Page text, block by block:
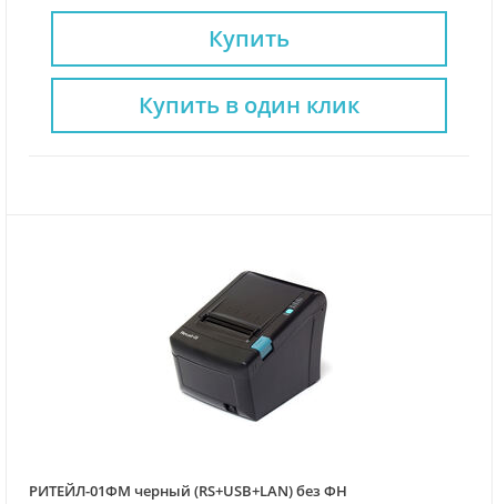
Купить
Купить в один клик
РИТЕЙЛ-01ФМ черный (RS+USB+LAN) без ФН